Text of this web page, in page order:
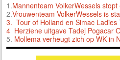
1.Mannenteam VolkerWessels
2.Vrouwenteam VolkerWessels is
3. Tour of Holland en Simac
4 Herziene uitgave Tadej Pogacar
5. Mollema verheugt zich op WK in